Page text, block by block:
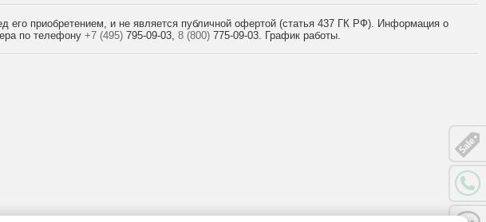
его приобретением, и не является публичной офертой (статья 437 ГК РФ). Информация о
по телефону +7 (495) 795-09-03, 8 (800) 775-09-03. График работы.